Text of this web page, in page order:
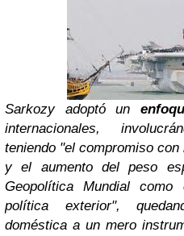
Sarkozy adoptó un
internacionales,
teniendo "el compromiso con
y el aumento del peso
Geopolítica Mundial
política exterior",
doméstica a un mero